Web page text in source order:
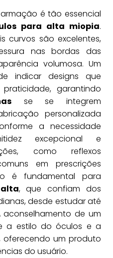
é tão essencial
para alta miopia.
curvos são excelentes,
nas bordas das
volumosa. Um
indicar designs que
garantindo
se se integrem
personalizada
a necessidade
excepcional e
como reflexos
em prescrições
é fundamental para
, que confiam dos
desde estudar até
aconselhamento de um
a estilo do óculos e a
oferecendo um produto
do usuário.